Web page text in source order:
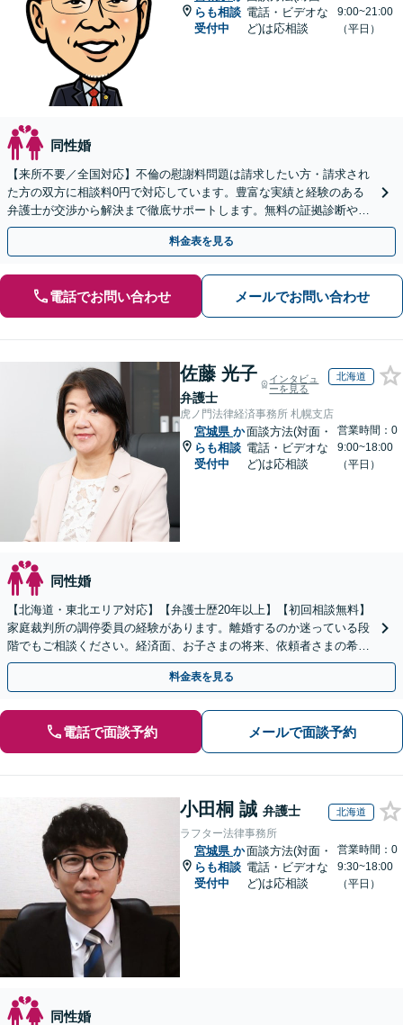
らも相談
受付中
電話・ビデオな
ど)は応相談
9:00~21:00
（平日）
同性婚
【来所不要／全国対応】不倫の慰謝料問題は請求したい方・請求され
た方の双方に相談料0円で対応しています。豊富な実績と経験のある
弁護士が交渉から解決まで徹底サポートします。無料の証拠診断や着
手金の返還保証もありますので安心してご相談ください。
料金表を見る
電話でお問い合わせ メールでお問い合わせ
佐藤 光子
弁護士
インタビュ
ーを見る
北海道
虎ノ門法律経済事務所 札幌支店
宮城県 か
らも相談
受付中
面談方法(対面・
電話・ビデオな
ど)は応相談
営業時間：0
9:00~18:00
（平日）
同性婚
【北海道・東北エリア対応】【弁護士歴20年以上】【初回相談無料】
家庭裁判所の調停委員の経験があります。離婚するのか迷っている段
階でもご相談ください。経済面、お子さまの将来、依頼者さまの希望
を考慮した最善の解決策をご提案します。
料金表を見る
電話で面談予約 メールで面談予約
小田桐 誠 弁護士 北海道
ラフター法律事務所
宮城県 か
らも相談
受付中
面談方法(対面・
電話・ビデオな
ど)は応相談
営業時間：0
9:30~18:00
（平日）
同性婚